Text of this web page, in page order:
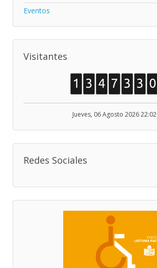
Eventos
Visitantes
Jueves, 06 Agosto 2026 22:02
Redes Sociales